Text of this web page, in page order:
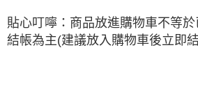
每筆NT$80，滿NT$799(含以上)免運費
貼心叮嚀：商品放進購物車不等
結帳為主(建議放入購物車後立即